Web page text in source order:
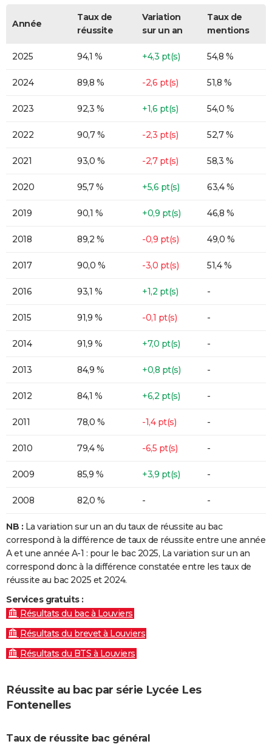
Année
Taux de
réussite
Variation
sur un an
Taux de
mentions
2025 94,1 % +4,3 pt(s) 54,8 %
2024 89,8 % -2,6 pt(s) 51,8 %
2023 92,3 % +1,6 pt(s) 54,0 %
2022 90,7 % -2,3 pt(s) 52,7 %
2021 93,0 % -2,7 pt(s) 58,3 %
2020 95,7 % +5,6 pt(s) 63,4 %
2019 90,1 % +0,9 pt(s) 46,8 %
2018 89,2 % -0,9 pt(s) 49,0 %
2017 90,0 % -3,0 pt(s) 51,4 %
2016 93,1 % +1,2 pt(s) -
2015 91,9 % -0,1 pt(s) -
2014 91,9 % +7,0 pt(s) -
2013 84,9 % +0,8 pt(s) -
2012 84,1 % +6,2 pt(s) -
2011 78,0 % -1,4 pt(s) -
2010 79,4 % -6,5 pt(s) -
2009 85,9 % +3,9 pt(s) -
2008 82,0 % - -
NB : La variation sur un an du taux de réussite au bac
correspond à la différence de taux de réussite entre une année
A et une année A-1 : pour le bac 2025, La variation sur un an
correspond donc à la différence constatée entre les taux de
réussite au bac 2025 et 2024.
Services gratuits :
Résultats du bac à Louviers
Résultats du brevet à Louviers
Résultats du BTS à Louviers
Réussite au bac par série Lycée Les
Fontenelles
Taux de réussite bac général